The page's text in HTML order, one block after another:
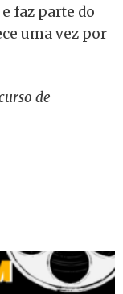
faz parte do
uma vez por
de